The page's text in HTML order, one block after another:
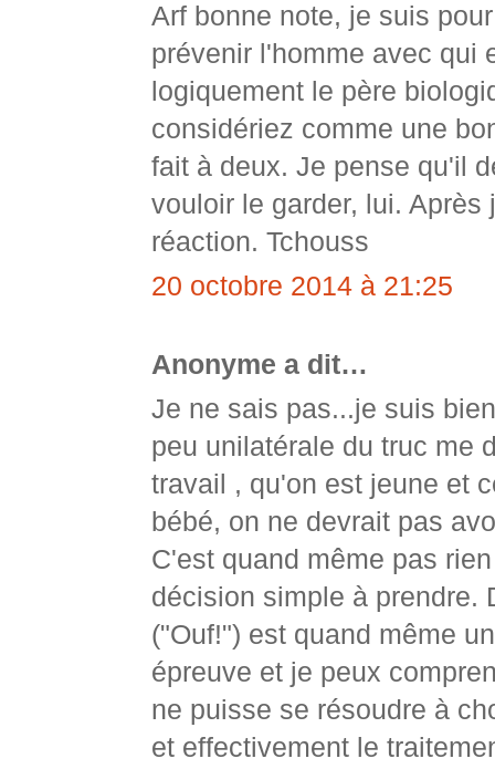
Arf bonne note, je suis
prévenir l'homme avec qui
logiquement le père
considériez comme une
fait à deux. Je pense qu'il
vouloir le garder, lui.
réaction. Tchouss
20 octobre 2014 à 21:25
Anonyme a dit…
Je ne sais pas...je suis
peu unilatérale du truc me
travail , qu'on est jeune et
bébé, on ne devrait pas
C'est quand même pas
décision simple à prendre.
("Ouf!") est quand même
épreuve et je peux
ne puisse se résoudre à
et effectivement le